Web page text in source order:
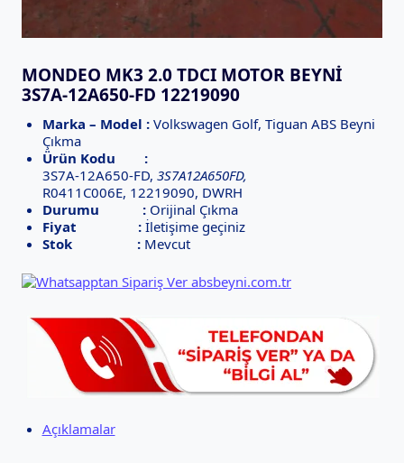
MONDEO MK3 2.0 TDCI MOTOR BEYNI
3S7A-12A650-FD 12219090
Marka – Model :Volkswagen Golf, Tiguan ABS Beyni
Çıkma
Ürün Kodu :
3S7A-12A650-FD, 3S7A12A650FD,
R0411C006E, 12219090, DWRH
Durumu :Orijinal Çıkma
Fiyat :İletişime geçiniz
Stok :Mevcut
Açıklamalar